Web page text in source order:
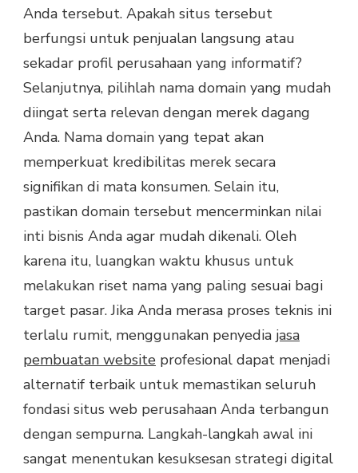
Anda tersebut. Apakah situs tersebut
berfungsi untuk penjualan langsung atau
sekadar profil perusahaan yang informatif?
Selanjutnya, pilihlah nama domain yang mudah
diingat serta relevan dengan merek dagang
Anda. Nama domain yang tepat akan
memperkuat kredibilitas merek secara
signifikan di mata konsumen. Selain itu,
pastikan domain tersebut mencerminkan nilai
inti bisnis Anda agar mudah dikenali. Oleh
karena itu, luangkan waktu khusus untuk
melakukan riset nama yang paling sesuai bagi
target pasar. Jika Anda merasa proses teknis ini
terlalu rumit, menggunakan penyedia jasa
pembuatan website profesional dapat menjadi
alternatif terbaik untuk memastikan seluruh
fondasi situs web perusahaan Anda terbangun
dengan sempurna. Langkah-langkah awal ini
sangat menentukan kesuksesan strategi digital